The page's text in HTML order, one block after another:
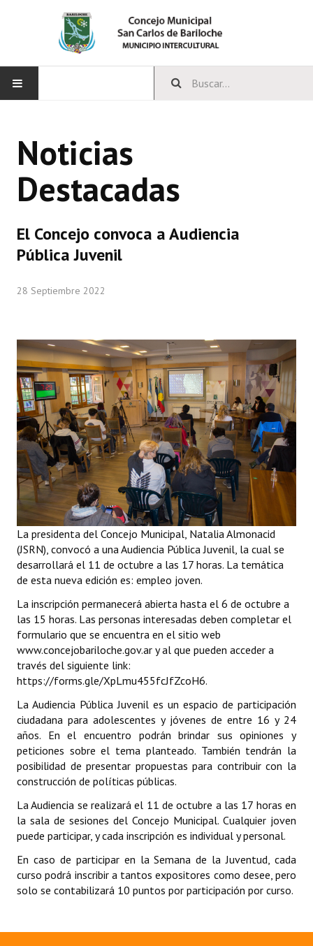
CONCEJO
Bloques Políticos
Comisiones Permanentes
Concejales Mandato Cumplido
LEGISLACIÓN
Constitución Nacional
Constitución Provincial
Carta Orgánica 2007
Reglamento Interno
Digesto
Organigrama
DOCUMENTOS
Proyectos Presentados
Dictámenes Asesoría Letrada
Actas de Sesión
Informes de Unidad Coordinadora
Ejecución Presupuestaria
Actas de Audiencias Públicas
NORMATIVA
Comunicaciones
Declaraciones
Resoluciones
Noticias
Destacadas
El Concejo convoca a Audiencia
Pública Juvenil
28 Septiembre 2022
La presidenta del Concejo Municipal, Natalia Almonacid
(JSRN), convocó a una Audiencia Pública Juvenil, la cual se
desarrollará el 11 de octubre a las 17 horas. La temática
de esta nueva edición es: empleo joven.
La inscripción permanecerá abierta hasta el 6 de octubre a
las 15 horas. Las personas interesadas deben completar el
formulario que se encuentra en el sitio web
www.concejobariloche.gov.ar y al que pueden acceder a
través del siguiente link:
https://forms.gle/XpLmu455fcJfZcoH6.
La Audiencia Pública Juvenil es un espacio de participación
ciudadana para adolescentes y jóvenes de entre 16 y 24
años. En el encuentro podrán brindar sus opiniones y
peticiones sobre el tema planteado. También tendrán la
posibilidad de presentar propuestas para contribuir con la
construcción de políticas públicas.
La Audiencia se realizará el 11 de octubre a las 17 horas en
la sala de sesiones del Concejo Municipal. Cualquier joven
puede participar, y cada inscripción es individual y personal.
En caso de participar en la Semana de la Juventud, cada
curso podrá inscribir a tantos expositores como desee, pero
solo se contabilizará 10 puntos por participación por curso.